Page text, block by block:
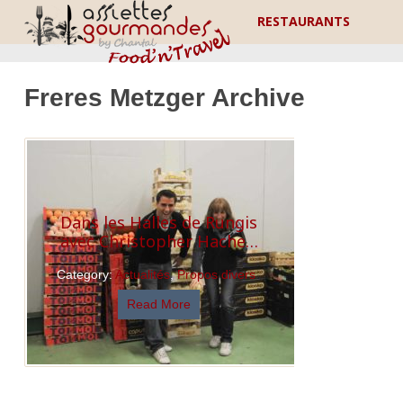
RESTAURANTS
Freres Metzger Archive
Dans les Halles de Rungis
avec Christopher Hache…
Category:Actualités,Propos divers
Read More